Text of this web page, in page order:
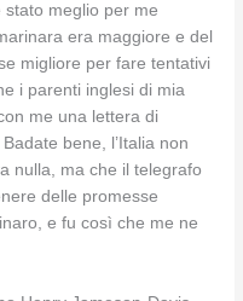
meglio per me
era maggiore e del
migliore per fare tentativi
i parenti inglesi di mia
me una lettera di
bene, l’Italia non
nulla, ma che il telegrafo
delle promesse
e fu così che me ne